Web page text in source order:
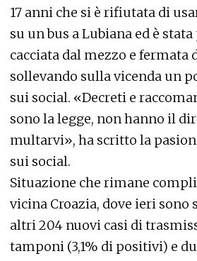
17 anni che si è rifiutata di
su un bus a Lubiana ed è
cacciata dal mezzo e fermata
sollevando sulla vicenda un
sui social. «Decreti e
sono la legge, non hanno il
multarvi», ha scritto la
sui social.
Situazione che rimane
vicina Croazia, dove ieri
altri 204 nuovi casi di
tamponi (3,1% di positivi) e